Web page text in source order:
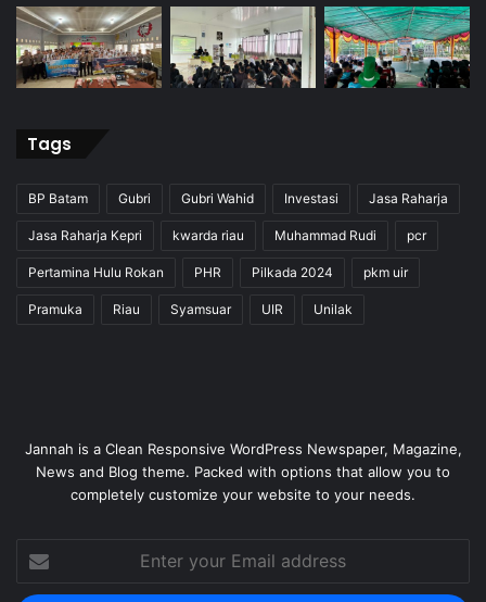
Tags
BP Batam Gubri Gubri Wahid Investasi Jasa Raharja
Jasa Raharja Kepri kwarda riau Muhammad Rudi pcr
Pertamina Hulu Rokan PHR Pilkada 2024 pkm uir
Pramuka Riau Syamsuar UIR Unilak
Jannah is a Clean Responsive WordPress Newspaper, Magazine,
News and Blog theme. Packed with options that allow you to
completely customize your website to your needs.
your
Email